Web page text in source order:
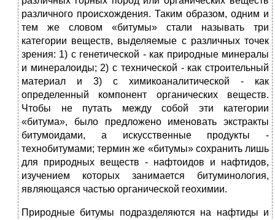
различного происхождения. Таким образом, одним и
тем же словом «битумы» стали называть три
категории веществ, выделяемые с различных точек
зрения: 1) с генетической - как природные минералы
и минералоиды; 2) с технической - как строительный
материал и 3) с химикоаналитической - как
определенный компонент органических веществ.
Чтобы не путать между собой эти категории
«битума», было предложено именовать экстракты
битумоидами, а искусственные продукты ‑
технобитумами; термин же «битумы» сохранить лишь
для природных веществ - нафтоидов и нафтидов,
изучением которых занимается битуминология,
являющаяся частью органической геохимии.
Природные битумы подразделяются на нафтиды и